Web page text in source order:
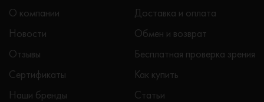
О компании
Новости
Отзывы
Сертификаты
Наши бренды
Доставка и оплата
Обмен и возврат
Бесплатная проверка зрения
Как купить
Статьи